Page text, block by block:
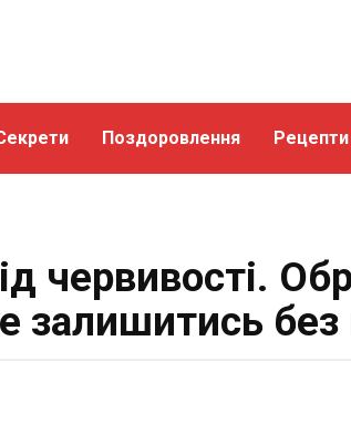
Поздоровлення Рецепти
червивості.
залишитись